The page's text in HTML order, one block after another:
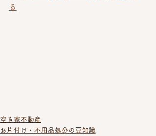
る
空き家不動産
お片付け・不用品処分の豆知識